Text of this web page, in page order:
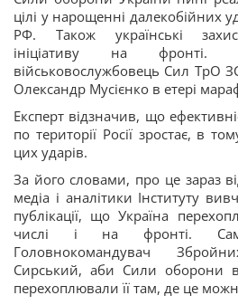
цілі у нарощенні далекобійних
РФ. Також українські
ініціативу на
військовослужбовець Сил ТрО
Олександр Мусієнко в етері
Експерт відзначив, що
по території Росії зростає, в
цих ударів.
За його словами, про це зараз
медіа і аналітики Інституту
публікації, що Україна
числі і на фронті.
Головнокомандувач
Сирський, аби Сили оборони
перехоплювали її там, де це